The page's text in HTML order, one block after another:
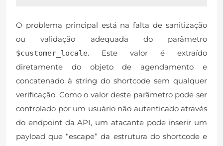
O problema principal está na falta de sanitização
ou validação adequada do parâmetro
$customer_locale. Este valor é extraído
diretamente do objeto de agendamento e
concatenado à string do shortcode sem qualquer
verificação. Como o valor deste parâmetro pode ser
controlado por um usuário não autenticado através
do endpoint da API, um atacante pode inserir um
payload que “escape” da estrutura do shortcode e